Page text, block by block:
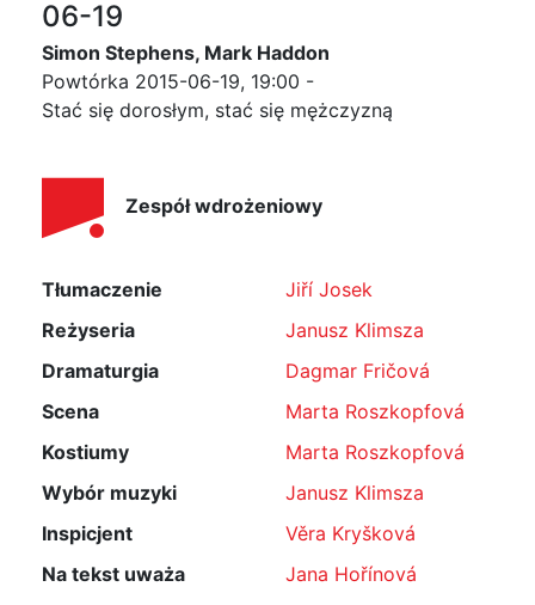
06-19
Simon Stephens, Mark Haddon
Powtórka 2015-06-19, 19:00 -
Stać się dorosłym, stać się mężczyzną
Zespół wdrożeniowy
Tłumaczenie
Jiří Josek
Reżyseria
Janusz Klimsza
Dramaturgia
Dagmar Fričová
Scena
Marta Roszkopfová
Kostiumy
Marta Roszkopfová
Wybór muzyki
Janusz Klimsza
Inspicjent
Věra Kryšková
Na tekst uważa
Jana Hořínová